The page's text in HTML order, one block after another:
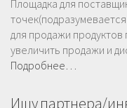
Площадка для
для продажи продуктов
увеличить продажи и
Подробнее…
Ищу партнера/